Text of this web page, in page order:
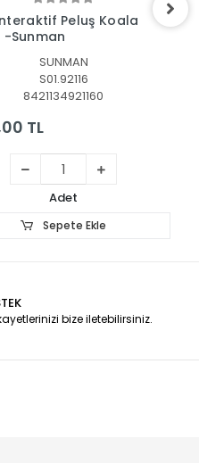
Sepete Ekle
Peluş Koala
Sunman
SUNMAN
S01.92116
8421134921160
TL
Adet
Sepete Ekle
bize iletebilirsiniz.